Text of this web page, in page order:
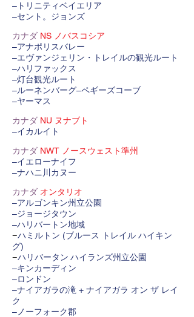
–トリニティベイエリア
–セント。ジョンズ
カナダ NS ノバスコシア
–アナポリスバレー
–エヴァンジェリン・トレイルの観光ルート
–ハリファックス
–灯台観光ルート
–ルーネンバーグ–ペギーズコーブ
–ヤーマス
カナダ NU ヌナブト
–イカルイト
カナダ NWT ノースウェスト準州
–イエローナイフ
–ナハニ川カヌー
カナダ オンタリオ
–アルゴンキン州立公園
–ジョージタウン
–ハリバートン地域
–ハミルトン (ブルース トレイル ハイキン
グ)
–ハリバータン ハイランズ州立公園
–キンカーディン
–ロンドン
–ナイアガラの滝 + ナイアガラ オン ザ レイ
ク
–ノーフォーク郡